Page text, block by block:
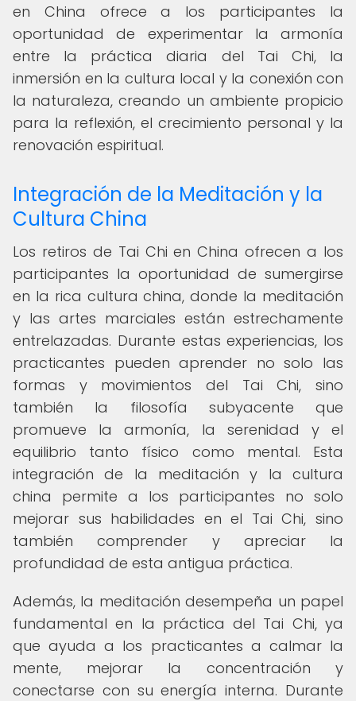
en China ofrece a los participantes la
oportunidad de experimentar la armonía
entre la práctica diaria del Tai Chi, la
inmersión en la cultura local y la conexión con
la naturaleza, creando un ambiente propicio
para la reflexión, el crecimiento personal y la
renovación espiritual.
Integración de la Meditación y la
Cultura China
Los retiros de Tai Chi en China ofrecen a los
participantes la oportunidad de sumergirse
en la rica cultura china, donde la meditación
y las artes marciales están estrechamente
entrelazadas. Durante estas experiencias, los
practicantes pueden aprender no solo las
formas y movimientos del Tai Chi, sino
también la filosofía subyacente que
promueve la armonía, la serenidad y el
equilibrio tanto físico como mental. Esta
integración de la meditación y la cultura
china permite a los participantes no solo
mejorar sus habilidades en el Tai Chi, sino
también comprender y apreciar la
profundidad de esta antigua práctica.
Además, la meditación desempeña un papel
fundamental en la práctica del Tai Chi, ya
que ayuda a los practicantes a calmar la
mente, mejorar la concentración y
conectarse con su energía interna. Durante